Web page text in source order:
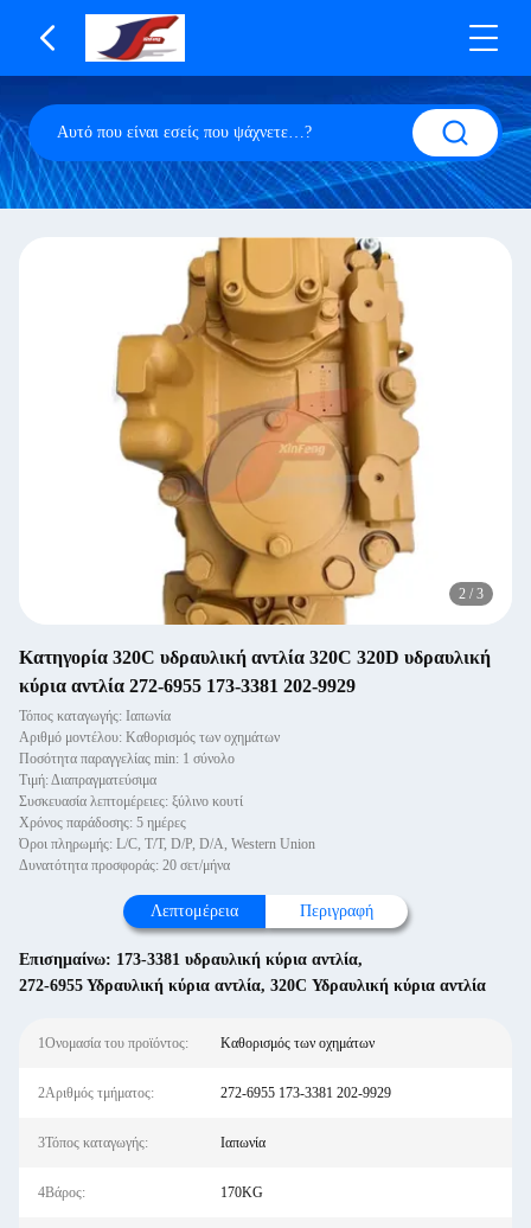
2 / 3
Κατηγορία 320C υδραυλική αντλία 320C 320D υδραυλική
κύρια αντλία 272-6955 173-3381 202-9929
Τόπος καταγωγής: Ιαπωνία
Αριθμό μοντέλου: Καθορισμός των οχημάτων
Ποσότητα παραγγελίας min: 1 σύνολο
Τιμή: Διαπραγματεύσιμα
Συσκευασία λεπτομέρειες: ξύλινο κουτί
Χρόνος παράδοσης: 5 ημέρες
Όροι πληρωμής: L/C, T/T, D/P, D/A, Western Union
Δυνατότητα προσφοράς: 20 σετ/μήνα
Λεπτομέρεια Περιγραφή
Επισημαίνω: 173-3381 υδραυλική κύρια αντλία,
272-6955 Υδραυλική κύρια αντλία, 320C Υδραυλική κύρια αντλία
1Ονομασία του προϊόντος: Καθορισμός των οχημάτων
2Αριθμός τμήματος: 272-6955 173-3381 202-9929
3Τόπος καταγωγής: Ιαπωνία
4Βάρος: 170KG